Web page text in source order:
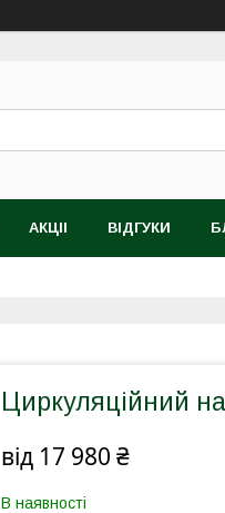
АКЦІІ ВІДГУКИ
Циркуляційний
від 17 980 ₴
В наявності